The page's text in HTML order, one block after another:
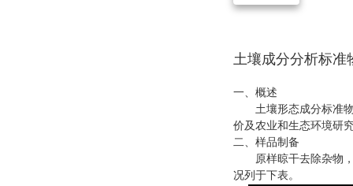
土壤成分分析标准
一、概述
土壤形态成分标准物
价及农业和生态环境研
二、样品制备
原样晾干去除杂物
况列于下表。